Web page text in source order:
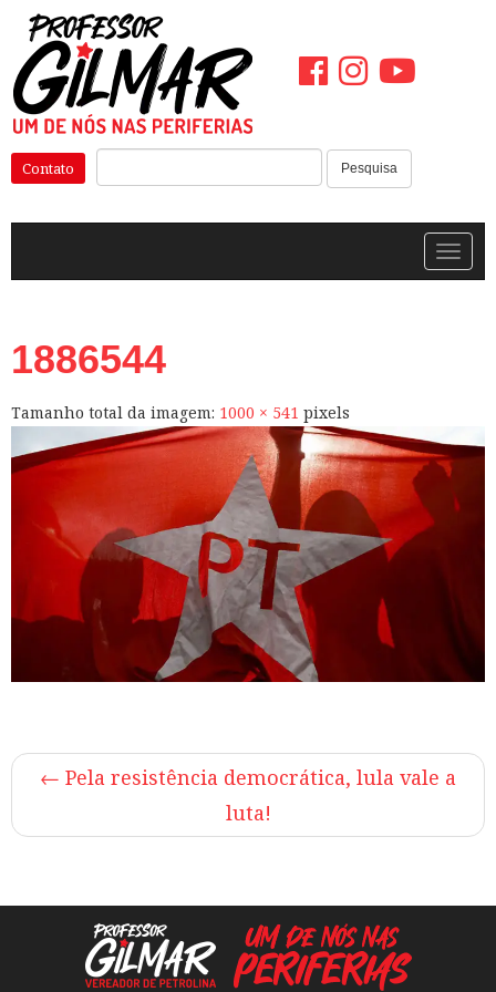
Pular
para
o
conteúdo
Pesquisa
Contato
1886544
Tamanho total da imagem: 1000 × 541 pixels
← Pela resistência democrática, lula vale a
luta!